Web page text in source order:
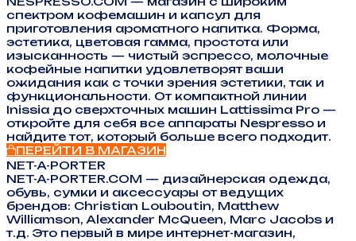
спектром кофемашин и капсул для
приготовления ароматного напитка. Форма,
эстетика, цветовая гамма, простота или
изысканность — чистый эспрессо, молочные
кофейные напитки удовлетворят ваши
ожидания как с точки зрения эстетики, так и
функциональности. От компактной линии
Inissia до сверхточных машин Lattissima Pro —
откройте для себя все аппараты Nespresso и
найдите тот, который больше всего подходит.
ПЕРЕЙТИ В МАГАЗИН
NET-A-PORTER
NET-A-PORTER.COM — дизайнерская одежда,
обувь, сумки и аксессуары от ведущих
брендов: Christian Louboutin, Matthew
Williamson, Alexander McQueen, Marc Jacobs и
т.д. Это первый в мире интернет-магазин,